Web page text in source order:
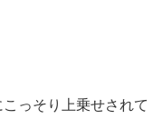
っそり上乗せされて